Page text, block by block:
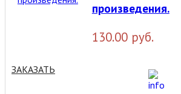
произведения.
130.00 руб.
ЗАКАЗАТЬ